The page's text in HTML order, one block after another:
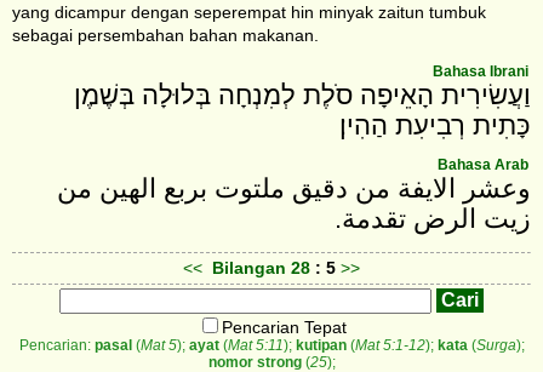
yang dicampur dengan seperempat hin minyak zaitun tumbuk
sebagai persembahan bahan makanan.
Bahasa Ibrani
וַעֲשִׂירִית הָאֵיפָה סֹלֶת לְמִנְחָה בְּלוּלָה בְּשֶׁמֶן
כָּתִית רְבִיעִת הַהִין׃
Bahasa Arab
وعشر الايفة من دقيق ملتوت بربع الهين من
زيت الرض تقدمة.
<< Bilangan 28 : 5 >>
Pencarian Tepat
Pencarian: pasal(Mat 5); ayat(Mat 5:11); kutipan(Mat 5:1-12); kata (Surga);
nomor strong(25);